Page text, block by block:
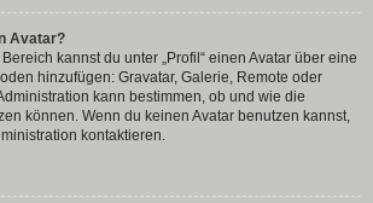
Avatar?
kannst du unter „Profil“ einen Avatar über eine
hinzufügen: Gravatar, Galerie, Remote oder
kann bestimmen, ob und wie die
können. Wenn du keinen Avatar benutzen kannst,
kontaktieren.